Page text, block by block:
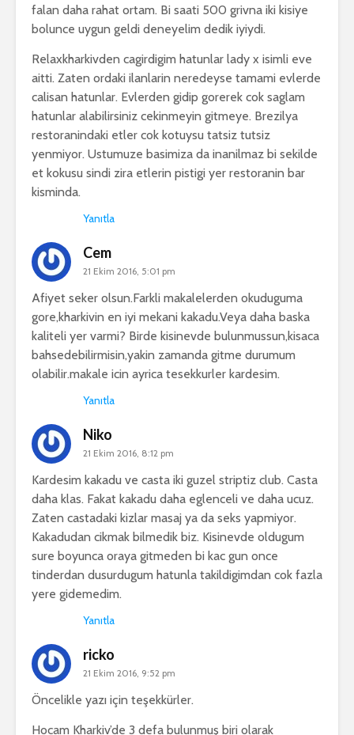
falan daha rahat ortam. Bi saati 500 grivna iki kisiye
bolunce uygun geldi deneyelim dedik iyiydi.
Relaxkharkivden cagirdigim hatunlar lady x isimli eve
aitti. Zaten ordaki ilanlarin neredeyse tamami evlerde
calisan hatunlar. Evlerden gidip gorerek cok saglam
hatunlar alabilirsiniz cekinmeyin gitmeye. Brezilya
restoranindaki etler cok kotuysu tatsiz tutsiz
yenmiyor. Ustumuze basimiza da inanilmaz bi sekilde
et kokusu sindi zira etlerin pistigi yer restoranin bar
kisminda.
Yanıtla
Cem
21 Ekim 2016, 5:01 pm
Afiyet seker olsun.Farkli makalelerden okuduguma
gore,kharkivin en iyi mekani kakadu.Veya daha baska
kaliteli yer varmi? Birde kisinevde bulunmussun,kisaca
bahsedebilirmisin,yakin zamanda gitme durumum
olabilir.makale icin ayrica tesekkurler kardesim.
Yanıtla
Niko
21 Ekim 2016, 8:12 pm
Kardesim kakadu ve casta iki guzel striptiz club. Casta
daha klas. Fakat kakadu daha eglenceli ve daha ucuz.
Zaten castadaki kizlar masaj ya da seks yapmiyor.
Kakadudan cikmak bilmedik biz. Kisinevde oldugum
sure boyunca oraya gitmeden bi kac gun once
tinderdan dusurdugum hatunla takildigimdan cok fazla
yere gidemedim.
Yanıtla
ricko
21 Ekim 2016, 9:52 pm
Öncelikle yazı için teşekkürler.
Hocam Kharkiv’de 3 defa bulunmuş biri olarak